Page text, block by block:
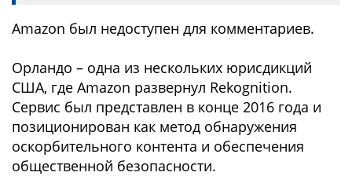
Amazon был недоступен для комментариев.
Орландо – одна из нескольких юрисдикций
США, где Amazon развернул Rekognition.
Сервис был представлен в конце 2016 года и
позиционирован как метод обнаружения
оскорбительного контента и обеспечения
общественной безопасности.